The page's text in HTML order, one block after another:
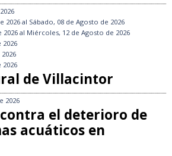
2026 al Sábado, 08 de Agosto de 2026
2026 al Miércoles, 12 de Agosto de 2026
2026
2026
de Villacintor
2026
el deterioro de
acuáticos en